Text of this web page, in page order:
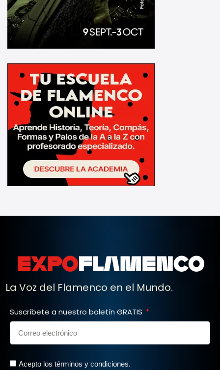
La Voz del Flamenco en el Mundo.
Suscríbete a nuestro boletín GRATIS
Acepto los términos y condiciones.